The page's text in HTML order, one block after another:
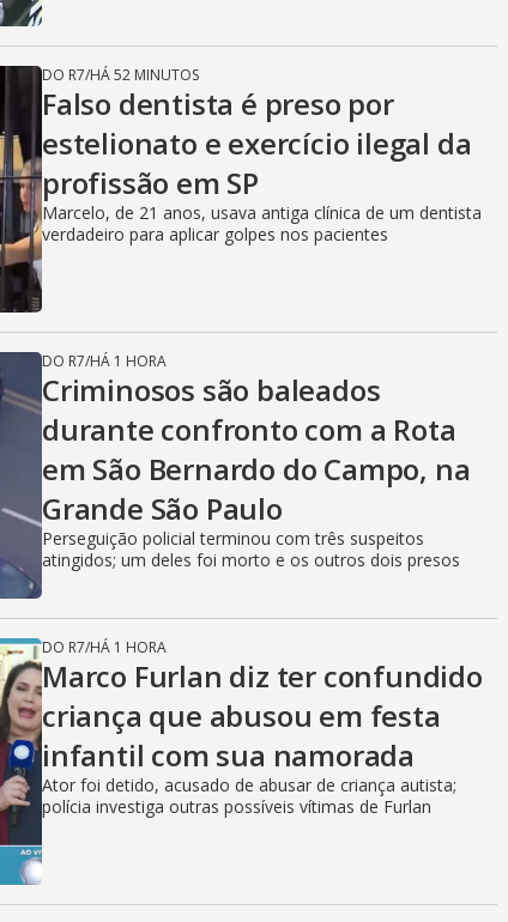
DO R7/HÁ 52 MINUTOS
Falso dentista é preso por
estelionato e exercício ilegal da
profissão em SP
Marcelo, de 21 anos, usava antiga clínica de um dentista
verdadeiro para aplicar golpes nos pacientes
DO R7/HÁ 1 HORA
Criminosos são baleados
durante confronto com a Rota
em São Bernardo do Campo, na
Grande São Paulo
Perseguição policial terminou com três suspeitos
atingidos; um deles foi morto e os outros dois presos
DO R7/HÁ 1 HORA
Marco Furlan diz ter confundido
criança que abusou em festa
infantil com sua namorada
Ator foi detido, acusado de abusar de criança autista;
polícia investiga outras possíveis vítimas de Furlan